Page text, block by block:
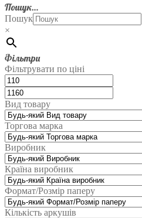
Пошук…
Пошук
×
Фільтри
Фільтрувати по ціні
Вид товару
Торгова марка
Виробник
Країна виробник
Формат/Розмір паперу
Кількість аркушів